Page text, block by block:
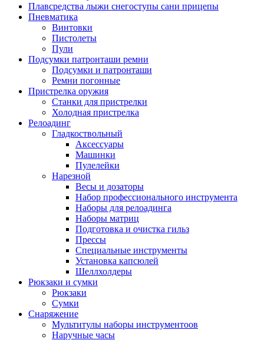
Плавсредства лыжи снегоступы сани прицепы
Пневматика
Винтовки
Пистолеты
Пули
Подсумки патронташи ремни
Подсумки и патронташи
Ремни погонные
Пристрелка оружия
Станки для пристрелки
Холодная пристрелка
Релоадинг
Гладкоствольный
Аксессуары
Машинки
Пулелейки
Нарезной
Весы и дозаторы
Набор профессионального инструмента
Наборы для релоадинга
Наборы матриц
Подготовка и очистка гильз
Прессы
Специальные инструменты
Установка капсюлей
Шеллхолдеры
Рюкзаки и сумки
Рюкзаки
Сумки
Снаряжение
Мультитулы наборы инструментоов
Наручные часы